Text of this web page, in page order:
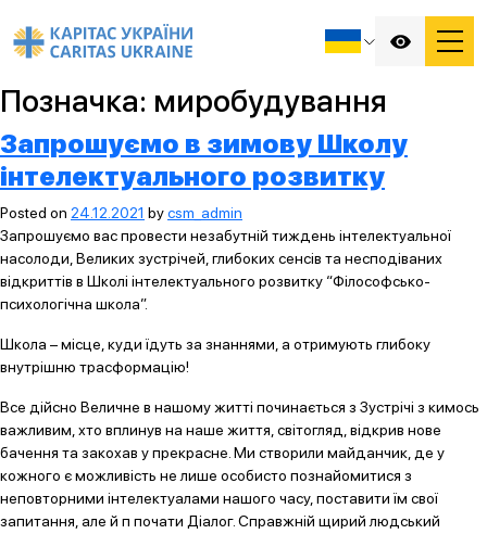
Позначка: миробудування
Запрошуємо в зимову Школу
інтелектуального розвитку
Posted on 24.12.2021 bycsm_admin
Запрошуємо вас провести незабутній тиждень інтелектуальної
насолоди, Великих зустрічей, глибоких сенсів та несподіваних
відкриттів в Школі інтелектуального розвитку “Філософсько-
психологічна школа”.
Школа – місце, куди їдуть за знаннями, а отримують глибоку
внутрішню трасформацію!
Все дійсно Величне в нашому житті починається з Зустрічі з кимось
важливим, хто вплинув на наше життя, світогляд, відкрив нове
бачення та закохав у прекрасне. Ми створили майданчик, де у
кожного є можливість не лише особисто познайомитися з
неповторними інтелектуалами нашого часу, поставити їм свої
запитання, але й п почати Діалог. Справжній щирий людський